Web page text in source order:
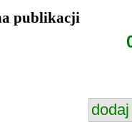
publikacji